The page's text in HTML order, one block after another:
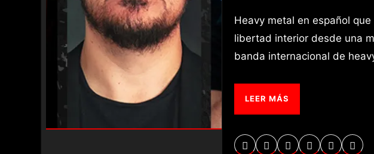
Heavy metal en español que explora la soledad, la alienación y la
libertad interior desde una
banda internacional de
LEER MÁS